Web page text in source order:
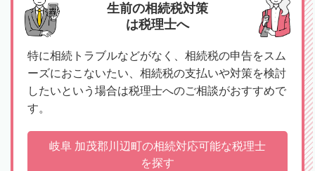
生前の相続税対策
は税理士へ
特に相続トラブルなどがなく、相続税の申告をスム
ーズにおこないたい、相続税の支払いや対策を検討
したいという場合は税理士へのご相談がおすすめで
す。
岐阜 加茂郡川辺町の相続対応可能な税理士
を探す